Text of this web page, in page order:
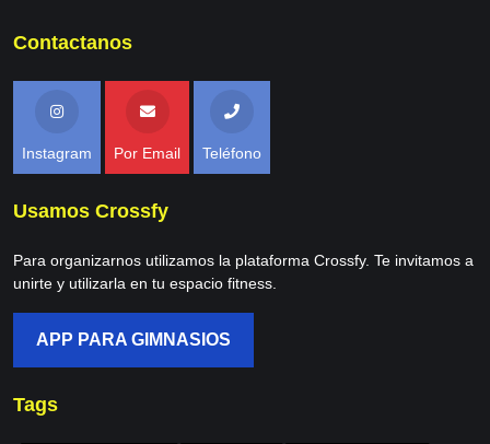
Contactanos
Instagram Por Email Teléfono
Usamos Crossfy
Para organizarnos utilizamos la plataforma Crossfy. Te invitamos a
unirte y utilizarla en tu espacio fitness.
APP PARA GIMNASIOS
Tags